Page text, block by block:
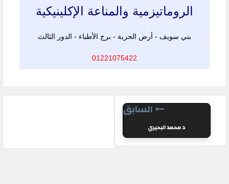
الروماتيزمية والمناعة الإكلينيكية
بني سويف - ‏أرض الحرية - برج الأطباء - الدور الثالث‏
01221075422
السابق
د محمد البحيري